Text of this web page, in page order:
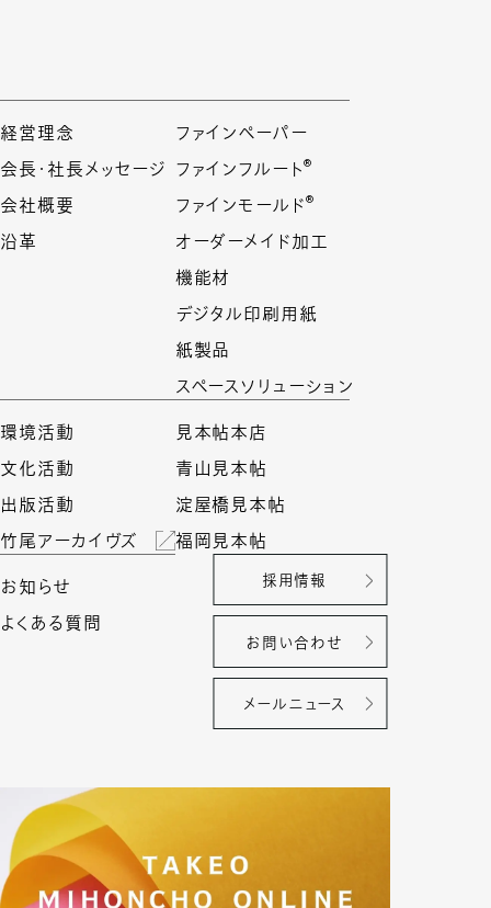
経営理念
会長・社長メッセージ
会社概要
沿革
ファインペーパー
ファインフルート®
ファインモールド®
オーダーメイド加工
機能材
デジタル印刷用紙
紙製品
スペースソリューション
環境活動
文化活動
出版活動
竹尾アーカイヴズ
見本帖本店
青山見本帖
淀屋橋見本帖
福岡見本帖
お知らせ
よくある質問
採用情報
お問い合わせ
メールニュース